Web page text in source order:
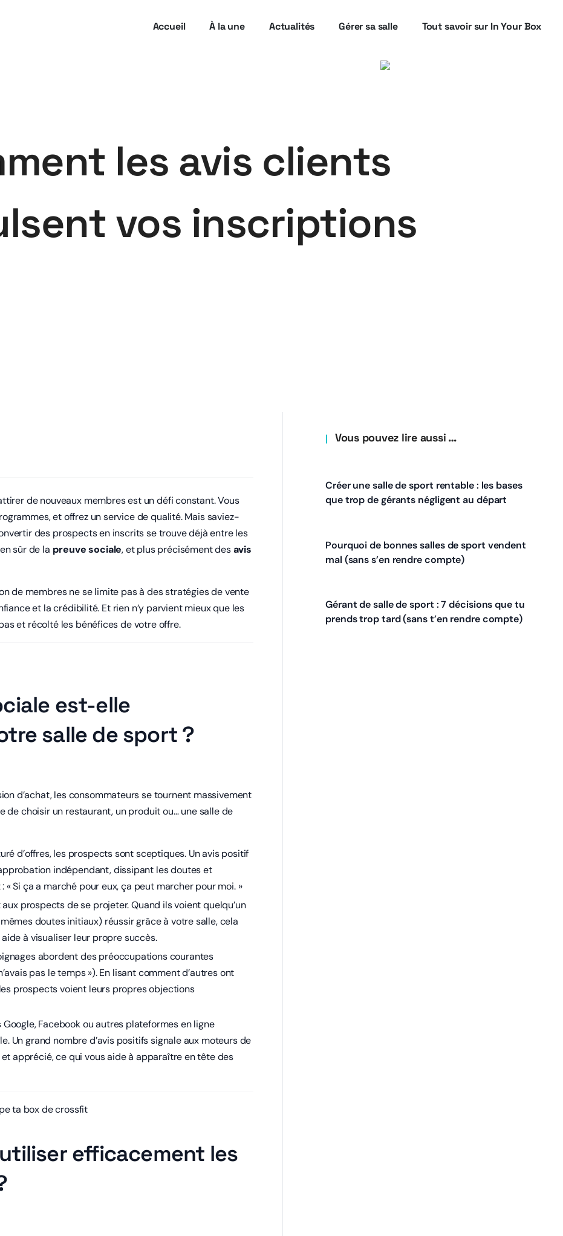
Accueil À la une Actualités Gérer sa salle Tout savoir sur In Your Box
les avis clients
vos inscriptions
de nouveaux membres est un défi constant. Vous
et offrez un service de qualité. Mais saviez-
des prospects en inscrits se trouve déjà entre les
sûr de la preuve sociale, et plus précisément desavis
de membres ne se limite pas à des stratégies de vente
et la crédibilité. Et rien n’y parvient mieux que les
et récolté les bénéfices de votre offre.
est-elle
salle de sport ?
d’achat, les consommateurs se tournent massivement
de choisir un restaurant, un produit ou… une salle de
d’offres, les prospects sont sceptiques. Un avis positif
indépendant, dissipant les doutes et
Si ça a marché pour eux, ça peut marcher pour moi. »
prospects de se projeter. Quand ils voient quelqu’un
doutes initiaux) réussir grâce à votre salle, cela
à visualiser leur propre succès.
abordent des préoccupations courantes
pas le temps »). En lisant comment d’autres ont
prospects voient leurs propres objections
Facebook ou autres plateformes en ligne
Un grand nombre d’avis positifs signale aux moteurs de
apprécié, ce qui vous aide à apparaître en tête des
efficacement les
Vous pouvez lire aussi …
Créer une salle de sport rentable : les bases
que trop de gérants négligent au départ
Pourquoi de bonnes salles de sport vendent
mal (sans s’en rendre compte)
Gérant de salle de sport : 7 décisions que tu
prends trop tard (sans t’en rendre compte)